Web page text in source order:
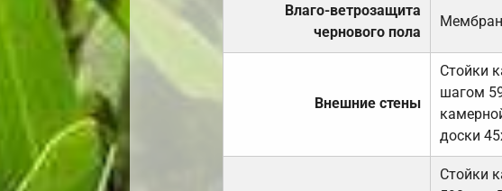
Влаго-ветрозащита
чернового пола
Внешние стены
Стойки
шагом
доски
Стойки